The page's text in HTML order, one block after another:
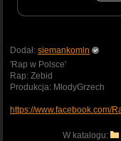
Dodał: siemankomln
'Rap w Polsce'
Rap: Zebid
Produkcja: MłodyGrzech
https://www.facebook.com/
W katalogu: